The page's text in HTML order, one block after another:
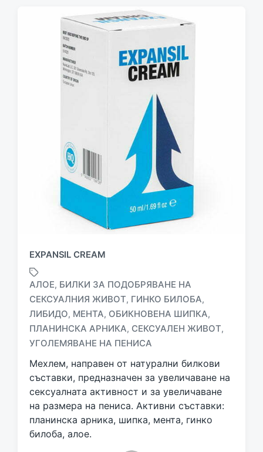
EXPANSIL CREAM
T
a
g
e
d
w
h
АЛОЕ, БИЛКИ ЗА ПОДОБРЯВАНЕ НА
СЕКСУАЛНИЯ ЖИВОТ, ГИНКО БИЛОБА,
ЛИБИДО, МЕНТА, ОБИКНОВЕНА ШИПКА,
ПЛАНИНСКА АРНИКА, СЕКСУАЛЕН ЖИВОТ,
УГОЛЕМЯВАНЕ НА ПЕНИСА
Мехлем, направен от натурални билкови
съставки, предназначен за увеличаване на
сексуалната активност и за увеличаване
на размера на пениса. Активни съставки:
планинска арника, шипка, мента, гинко
билоба, алое.